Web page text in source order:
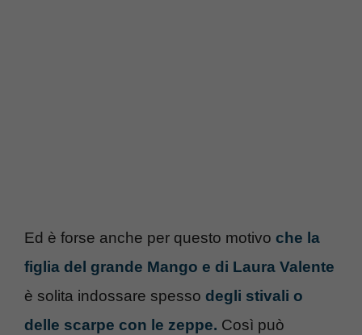
Ed è forse anche per questo motivo che la
figlia del grande Mango e di Laura Valente
è solita indossare spesso degli stivali o
delle scarpe con le zeppe. Così può